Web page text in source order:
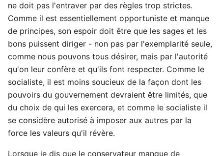
ne doit pas l'entraver par des règles trop strictes.
Comme il est essentiellement opportuniste et manque
de principes, son espoir doit être que les sages et les
bons puissent diriger - non pas par l'exemplarité seule,
comme nous pouvons tous désirer, mais par l'autorité
qu'on leur confère et qu'ils font respecter. Comme le
socialiste, il est moins soucieux de la façon dont les
pouvoirs du gouvernement devraient être limités, que
du choix de qui les exercera, et comme le socialiste il
se considère autorisé à imposer aux autres par la
force les valeurs qu'il révère.
Lorsque je dis que le conservateur manque de